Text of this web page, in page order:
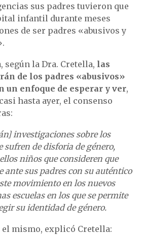
sus padres tuvieron que
infantil durante meses
de ser padres «abusivos y
según la Dra. Cretella, las
de los padres «abusivos»
un enfoque de esperar y ver,
hasta ayer, el consenso
investigaciones sobre los
sufren de disforia de género,
niños que consideren que
ante sus padres con su auténtico
movimiento en los nuevos
escuelas en los que se permite
su identidad de género.
mismo, explicó Cretella: